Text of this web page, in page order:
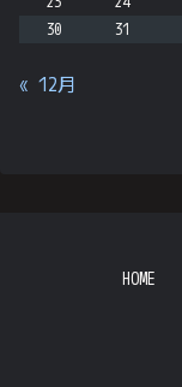
30
31
« 12月
HOME